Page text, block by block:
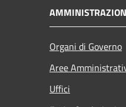
Organi di Governo
Aree
Uffici